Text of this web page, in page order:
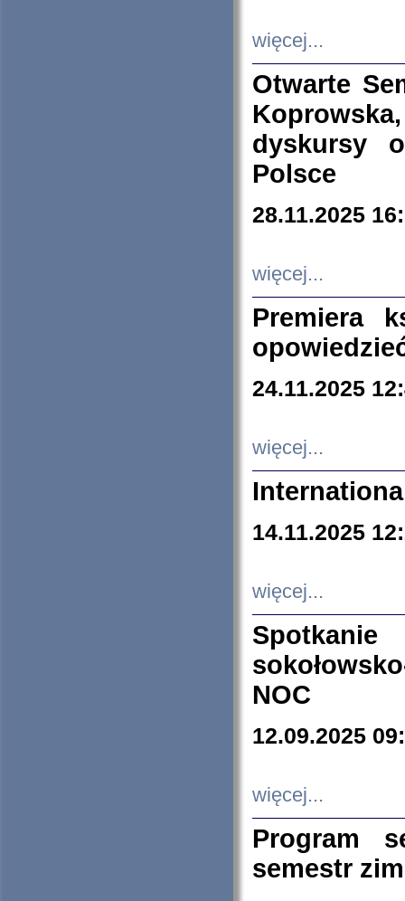
więcej...
Otwarte
dyskursy
Polsce
28.11.2025
więcej...
Premiera
24.11.2025
więcej...
14.11.2025
więcej...
NOC
12.09.2025
więcej...
Program
semestr